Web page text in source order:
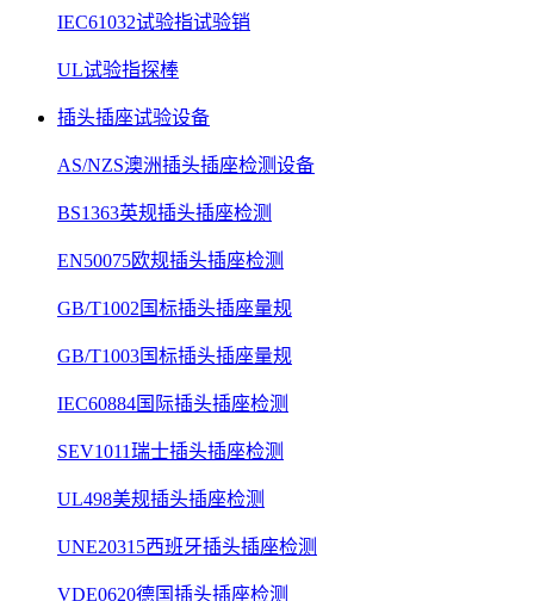
IEC61032试验指试验销
UL试验指探棒
插头插座试验设备
AS/NZS澳洲插头插座检测设备
BS1363英规插头插座检测
EN50075欧规插头插座检测
GB/T1002国标插头插座量规
GB/T1003国标插头插座量规
IEC60884国际插头插座检测
SEV1011瑞士插头插座检测
UL498美规插头插座检测
UNE20315西班牙插头插座检测
VDE0620德国插头插座检测